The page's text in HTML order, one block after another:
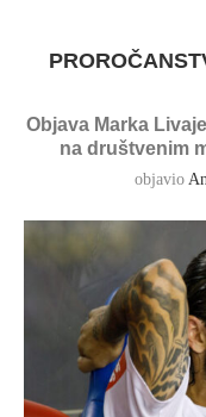
Objava Marka
na društvenim
objavio